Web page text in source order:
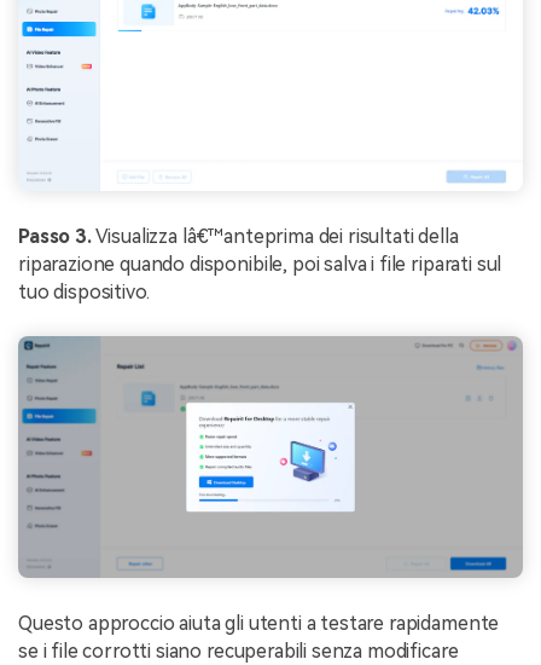
Passo 3.Visualizza lâ€™anteprima dei risultati della
riparazione quando disponibile, poi salva i file riparati sul
tuo dispositivo.
Questo approccio aiuta gli utenti a testare rapidamente
se i file corrotti siano recuperabili senza modificare